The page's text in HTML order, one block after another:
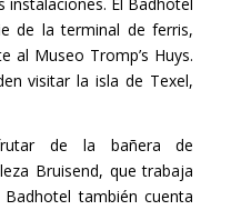
El Badhotel
de la terminal de ferris,
al Museo Tromp’s Huys.
visitar la isla de Texel,
de la bañera de
Bruisend, que trabaja
también cuenta